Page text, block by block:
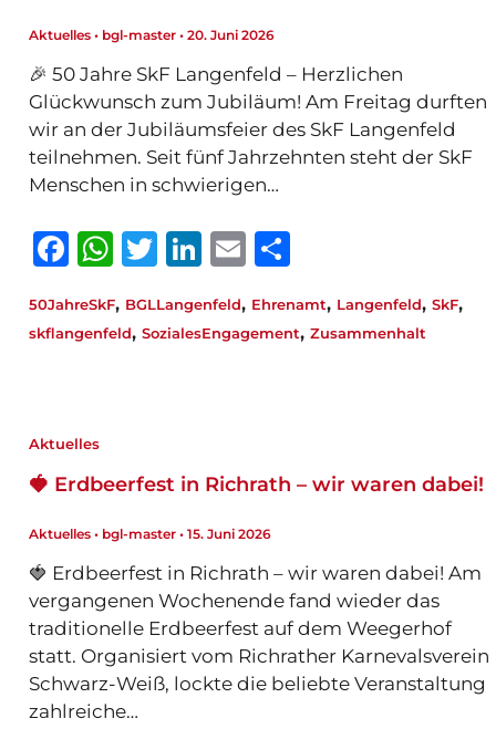
Aktuelles• bgl-master • 20. Juni 2026
🎉 50 Jahre SkF Langenfeld – Herzlichen
Glückwunsch zum Jubiläum! Am Freitag durften
wir an der Jubiläumsfeier des SkF Langenfeld
teilnehmen. Seit fünf Jahrzehnten steht der SkF
Menschen in schwierigen…
F
c
e
o
k
W
at
T
it
Li
k
E
ai
l
T
le
n
50JahreSkF, BGLLangenfeld, Ehrenamt, Langenfeld, SkF,
skflangenfeld, SozialesEngagement, Zusammenhalt
Aktuelles
🍓 Erdbeerfest in Richrath – wir waren dabei!
Aktuelles• bgl-master • 15. Juni 2026
🍓 Erdbeerfest in Richrath – wir waren dabei! Am
vergangenen Wochenende fand wieder das
traditionelle Erdbeerfest auf dem Weegerhof
statt. Organisiert vom Richrather Karnevalsverein
Schwarz-Weiß, lockte die beliebte Veranstaltung
zahlreiche…